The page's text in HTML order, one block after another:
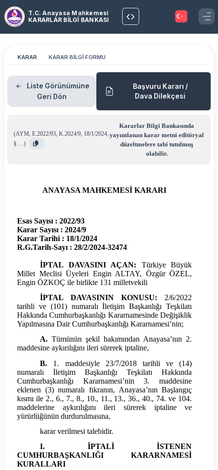
T.C. Anayasa Mahkemesi
KARARLAR BİLGİ BANKASI
KARAR KARAR BİLGİ FORMU
Liste Görünümüne
Geri Dön
Başvuru Kararı /
Dava Dilekçesi
(AYM, E.2022/93, K.2024/9, 18/1/2024,
§ …)
Kararlar Bilgi Bankasında
yayımlanan karar metni editöryal
düzeltmelere tabi tutulmuş
olabilir.